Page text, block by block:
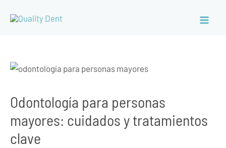
Odontología para personas
mayores: cuidados y tratamientos
clave